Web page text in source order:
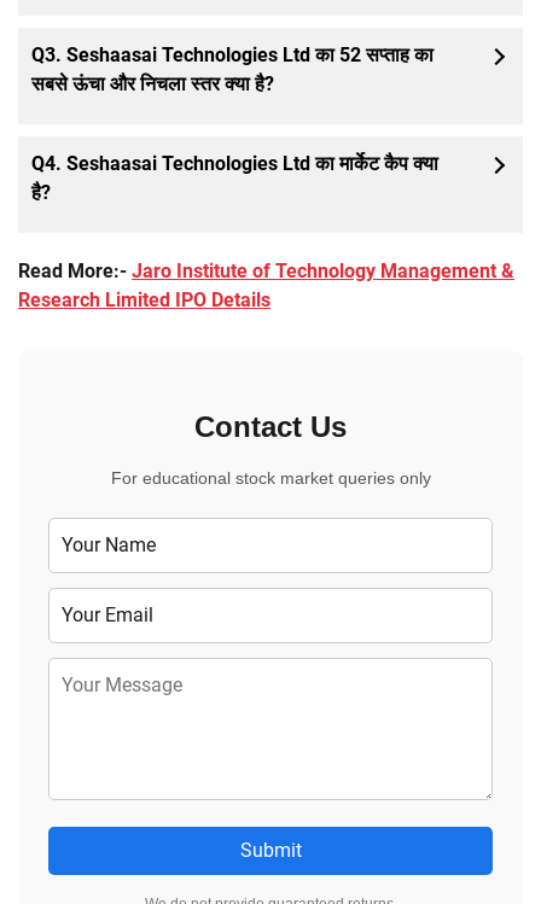
Q3. Seshaasai Technologies Ltd का 52 सप्ताह का
सबसे ऊंचा और निचला स्तर क्या है?
Q4. Seshaasai Technologies Ltd का मार्केट कैप क्या
है?
Read More:- Jaro Institute of Technology Management &
Research Limited IPO Details
Contact Us
For educational stock market queries only
Submit